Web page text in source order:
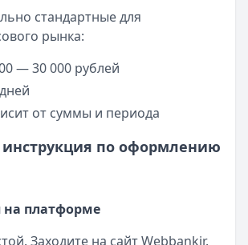
стандартные для
рынка:
— 30 000 рублей
от суммы и периода
по оформлению
на платформе
Заходите на сайт Webbankir.